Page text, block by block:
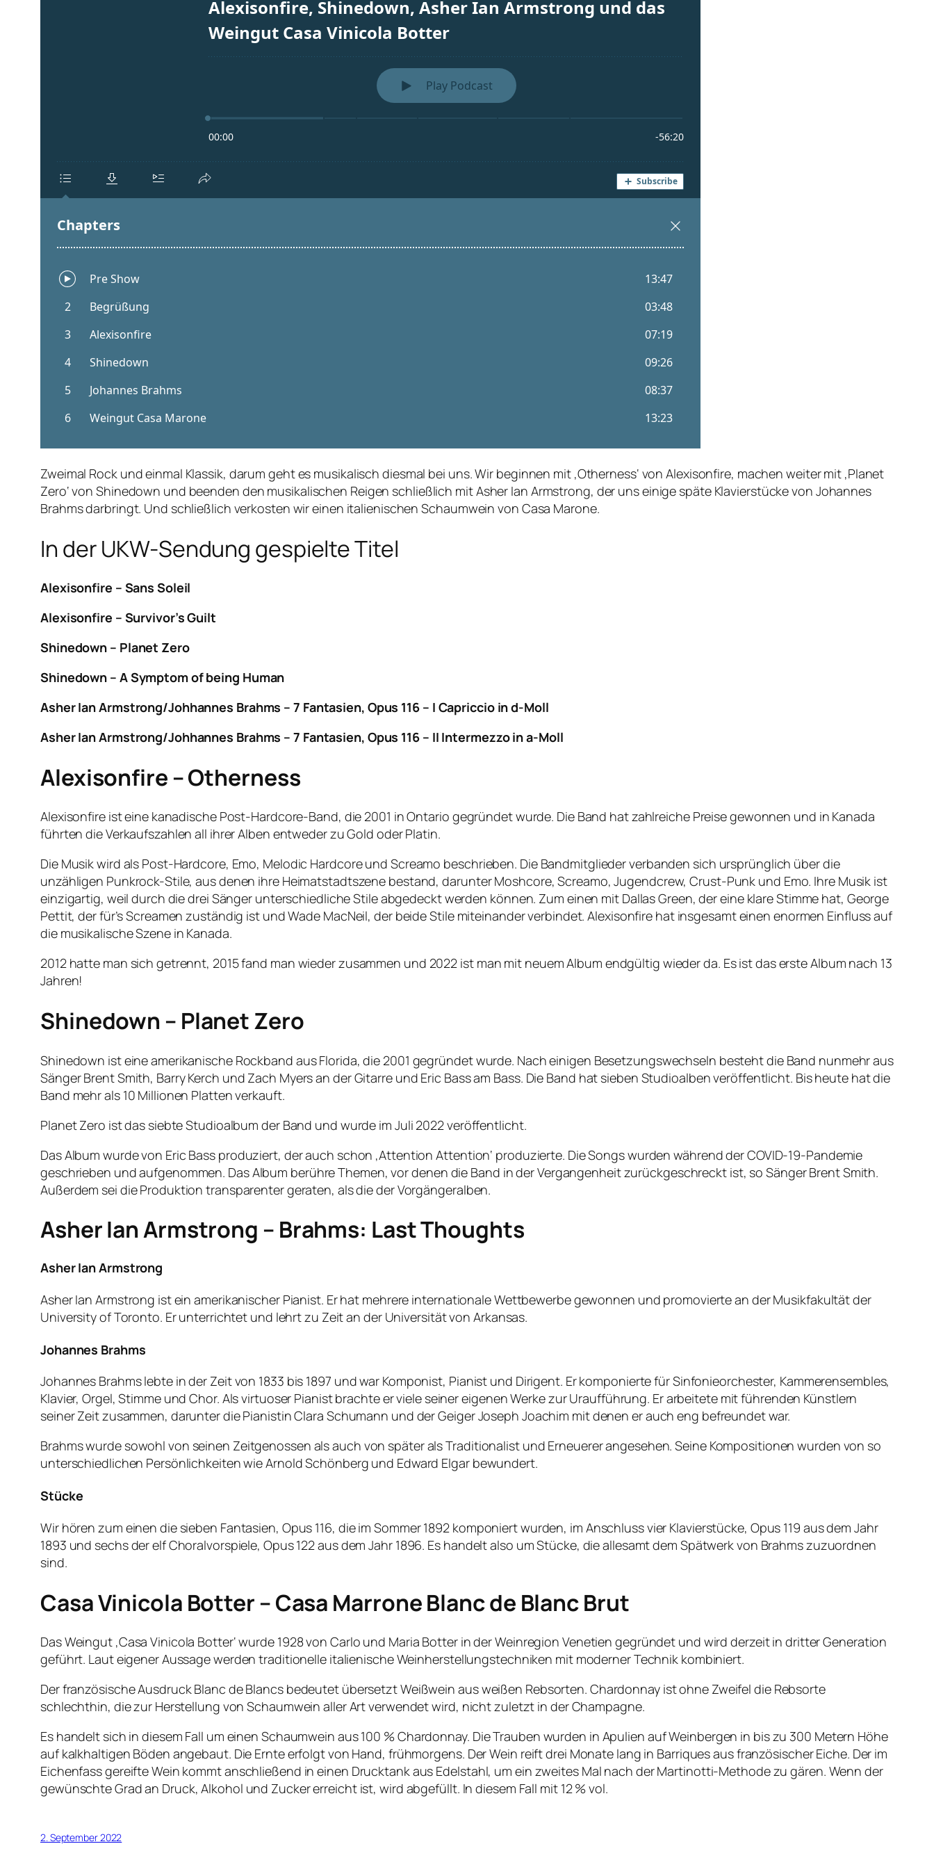
Zweimal Rock und einmal Klassik, darum geht es musikalisch diesmal bei uns. Wir beginnen mit ‚Otherness‘ von Alexisonfire, machen weiter mit ‚Planet
Zero‘ von Shinedown und beenden den musikalischen Reigen schließlich mit Asher Ian Armstrong, der uns einige späte Klavierstücke von Johannes
Brahms darbringt. Und schließlich verkosten wir einen italienischen Schaumwein von Casa Marone.
In der UKW-Sendung gespielte Titel
Alexisonfire – Sans Soleil
Alexisonfire – Survivor’s Guilt
Shinedown – Planet Zero
Shinedown – A Symptom of being Human
Asher Ian Armstrong/Johhannes Brahms – 7 Fantasien, Opus 116 – I Capriccio in d-Moll
Asher Ian Armstrong/Johhannes Brahms – 7 Fantasien, Opus 116 – II Intermezzo in a-Moll
Alexisonfire – Otherness
Alexisonfire ist eine kanadische Post-Hardcore-Band, die 2001 in Ontario gegründet wurde. Die Band hat zahlreiche Preise gewonnen und in Kanada
führten die Verkaufszahlen all ihrer Alben entweder zu Gold oder Platin.
Die Musik wird als Post-Hardcore, Emo, Melodic Hardcore und Screamo beschrieben. Die Bandmitglieder verbanden sich ursprünglich über die
unzähligen Punkrock-Stile, aus denen ihre Heimatstadtszene bestand, darunter Moshcore, Screamo, Jugendcrew, Crust-Punk und Emo. Ihre Musik ist
einzigartig, weil durch die drei Sänger unterschiedliche Stile abgedeckt werden können. Zum einen mit Dallas Green, der eine klare Stimme hat, George
Pettit, der für’s Screamen zuständig ist und Wade MacNeil, der beide Stile miteinander verbindet. Alexisonfire hat insgesamt einen enormen Einfluss auf
die musikalische Szene in Kanada.
2012 hatte man sich getrennt, 2015 fand man wieder zusammen und 2022 ist man mit neuem Album endgültig wieder da. Es ist das erste Album nach 13
Jahren!
Shinedown – Planet Zero
Shinedown ist eine amerikanische Rockband aus Florida, die 2001 gegründet wurde. Nach einigen Besetzungswechseln besteht die Band nunmehr aus
Sänger Brent Smith, Barry Kerch und Zach Myers an der Gitarre und Eric Bass am Bass. Die Band hat sieben Studioalben veröffentlicht. Bis heute hat die
Band mehr als 10 Millionen Platten verkauft.
Planet Zero ist das siebte Studioalbum der Band und wurde im Juli 2022 veröffentlicht.
Das Album wurde von Eric Bass produziert, der auch schon ‚Attention Attention‘ produzierte. Die Songs wurden während der COVID-19-Pandemie
geschrieben und aufgenommen. Das Album berühre Themen, vor denen die Band in der Vergangenheit zurückgeschreckt ist, so Sänger Brent Smith.
Außerdem sei die Produktion transparenter geraten, als die der Vorgängeralben.
Asher Ian Armstrong – Brahms: Last Thoughts
Asher Ian Armstrong
Asher Ian Armstrong ist ein amerikanischer Pianist. Er hat mehrere internationale Wettbewerbe gewonnen und promovierte an der Musikfakultät der
University of Toronto. Er unterrichtet und lehrt zu Zeit an der Universität von Arkansas.
Johannes Brahms
Johannes Brahms lebte in der Zeit von 1833 bis 1897 und war Komponist, Pianist und Dirigent. Er komponierte für Sinfonieorchester, Kammerensembles,
Klavier, Orgel, Stimme und Chor. Als virtuoser Pianist brachte er viele seiner eigenen Werke zur Uraufführung. Er arbeitete mit führenden Künstlern
seiner Zeit zusammen, darunter die Pianistin Clara Schumann und der Geiger Joseph Joachim mit denen er auch eng befreundet war.
Brahms wurde sowohl von seinen Zeitgenossen als auch von später als Traditionalist und Erneuerer angesehen. Seine Kompositionen wurden von so
unterschiedlichen Persönlichkeiten wie Arnold Schönberg und Edward Elgar bewundert.
Stücke
Wir hören zum einen die sieben Fantasien, Opus 116, die im Sommer 1892 komponiert wurden, im Anschluss vier Klavierstücke, Opus 119 aus dem Jahr
1893 und sechs der elf Choralvorspiele, Opus 122 aus dem Jahr 1896. Es handelt also um Stücke, die allesamt dem Spätwerk von Brahms zuzuordnen
sind.
Casa Vinicola Botter – Casa Marrone Blanc de Blanc Brut
Das Weingut ‚Casa Vinicola Botter‘ wurde 1928 von Carlo und Maria Botter in der Weinregion Venetien gegründet und wird derzeit in dritter Generation
geführt. Laut eigener Aussage werden traditionelle italienische Weinherstellungstechniken mit moderner Technik kombiniert.
Der französische Ausdruck Blanc de Blancs bedeutet übersetzt Weißwein aus weißen Rebsorten. Chardonnay ist ohne Zweifel die Rebsorte
schlechthin, die zur Herstellung von Schaumwein aller Art verwendet wird, nicht zuletzt in der Champagne.
Es handelt sich in diesem Fall um einen Schaumwein aus 100 % Chardonnay. Die Trauben wurden in Apulien auf Weinbergen in bis zu 300 Metern Höhe
auf kalkhaltigen Böden angebaut. Die Ernte erfolgt von Hand, frühmorgens. Der Wein reift drei Monate lang in Barriques aus französischer Eiche. Der im
Eichenfass gereifte Wein kommt anschließend in einen Drucktank aus Edelstahl, um ein zweites Mal nach der Martinotti-Methode zu gären. Wenn der
gewünschte Grad an Druck, Alkohol und Zucker erreicht ist, wird abgefüllt. In diesem Fall mit 12 % vol.
2. September 2022